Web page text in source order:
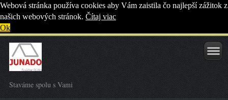
Webová stránka používa cookies aby Vám zaistila čo najlepší zážitok z
našich webových stránok. Čítaj viac
Ok
Staváme spolu s Vami